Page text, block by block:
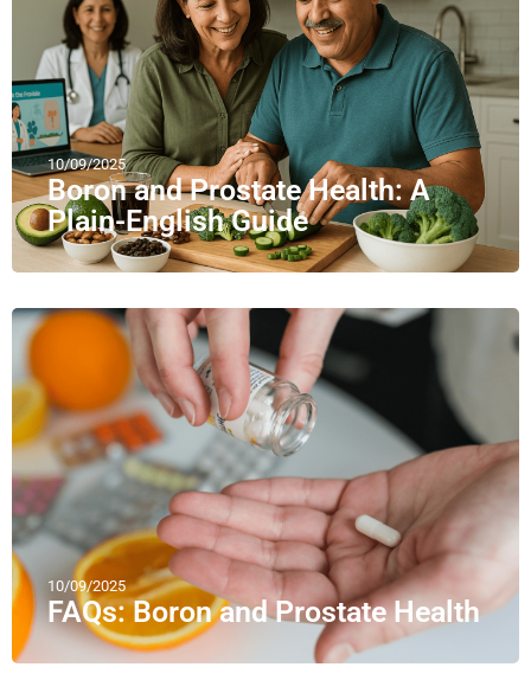
10/09/2025
Boron and Prostate Health: A
Plain-English Guide
10/09/2025
FAQs: Boron and Prostate Health